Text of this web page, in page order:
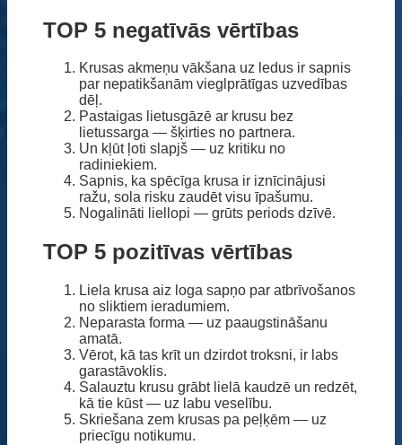
TOP 5 negatīvās vērtības
Krusas akmeņu vākšana uz ledus ir sapnis
par nepatikšanām vieglprātīgas uzvedības
dēļ.
Pastaigas lietusgāzē ar krusu bez
lietussarga — šķirties no partnera.
Un kļūt ļoti slapjš — uz kritiku no
radiniekiem.
Sapnis, ka spēcīga krusa ir iznīcinājusi
ražu, sola risku zaudēt visu īpašumu.
Nogalināti liellopi — grūts periods dzīvē.
TOP 5 pozitīvas vērtības
Liela krusa aiz loga sapņo par atbrīvošanos
no sliktiem ieradumiem.
Neparasta forma — uz paaugstināšanu
amatā.
Vērot, kā tas krīt un dzirdot troksni, ir labs
garastāvoklis.
Salauztu krusu grābt lielā kaudzē un redzēt,
kā tie kūst — uz labu veselību.
Skriešana zem krusas pa peļķēm — uz
priecīgu notikumu.